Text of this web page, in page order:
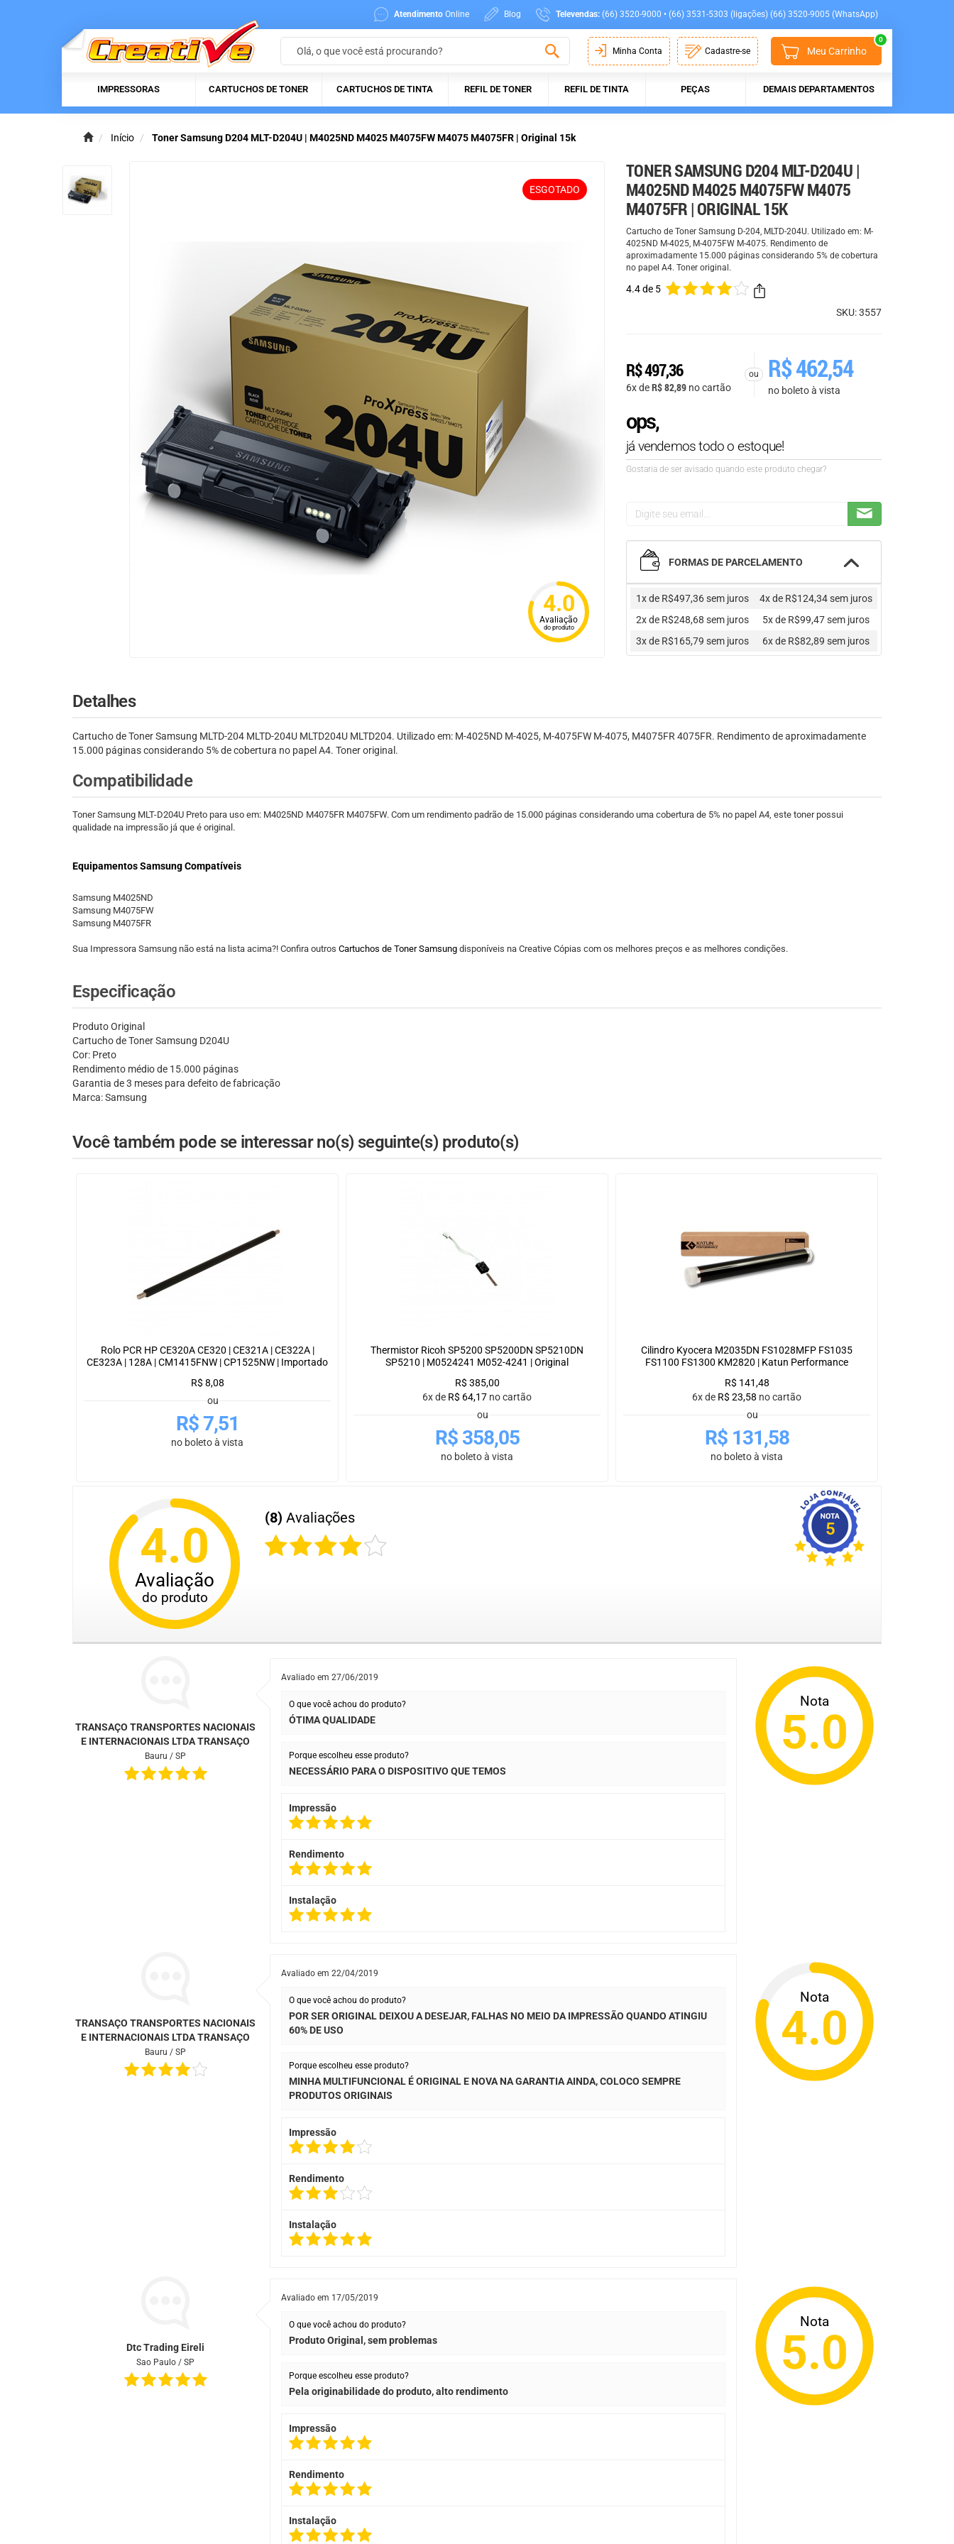
Atendimento Online Blog Televendas: (66) 3520-9000 • (66) 3531-5303 (ligações) (66) 3520-9005 (WhatsApp)
Minha Conta Cadastre-se Meu Carrinho
0
IMPRESSORAS CARTUCHOS DE TONER CARTUCHOS DE TINTA REFIL DE TONER REFIL DE TINTA PEÇAS DEMAIS DEPARTAMENTOS
Início Toner Samsung D204 MLT-D204U | M4025ND M4025 M4075FW M4075 M4075FR | Original 15k
ESGOTADO
4.0
Avaliação
do produto
TONER SAMSUNG D204 MLT-D204U |
M4025ND M4025 M4075FW M4075
M4075FR | ORIGINAL 15K
Cartucho de Toner Samsung D-204, MLTD-204U. Utilizado em: M-
4025ND M-4025, M-4075FW M-4075. Rendimento de
aproximadamente 15.000 páginas considerando 5% de cobertura
no papel A4. Toner original.
4.4 de 5
SKU: 3557
R$497,36
6x deR$82,89 no cartão
ou R$462,54
no boleto à vista
ops,
já vendemos todo o estoque!
Gostaria de ser avisado quando este produto chegar?
FORMAS DE PARCELAMENTO
1x de R$497,36sem juros
2x de R$248,68 sem juros
3x de R$165,79 sem juros
4x de R$124,34sem juros
5x de R$99,47sem juros
6x de R$82,89 sem juros
Detalhes
Cartucho de Toner Samsung MLTD-204 MLTD-204U MLTD204U MLTD204. Utilizado em: M-4025ND M-4025, M-4075FW M-4075, M4075FR 4075FR. Rendimento de aproximadamente
15.000 páginas considerando 5% de cobertura no papel A4. Toner original.
Compatibilidade
Toner Samsung MLT-D204U Preto para uso em: M4025ND M4075FR M4075FW. Com um rendimento padrão de 15.000 páginas considerando uma cobertura de 5% no papel A4, este toner possui
qualidade na impressão já que é original.
Equipamentos Samsung Compatíveis
Samsung M4025ND
Samsung M4075FW
Samsung M4075FR
Sua Impressora Samsung não está na lista acima?! Confira outros Cartuchos de Toner Samsung disponíveis na Creative Cópias com os melhores preços e as melhores condições.
Especificação
Produto Original
Cartucho de Toner Samsung D204U
Cor: Preto
Rendimento médio de 15.000 páginas
Garantia de 3 meses para defeito de fabricação
Marca: Samsung
Você também pode se interessar no(s) seguinte(s) produto(s)
Rolo PCR HP CE320A CE320 | CE321A | CE322A |
CE323A | 128A | CM1415FNW | CP1525NW | Importado
R$ 8,08
ou
R$7,51
no boleto à vista
Thermistor Ricoh SP5200 SP5200DN SP5210DN
SP5210 | M0524241 M052-4241 | Original
R$ 385,00
6x de R$ 64,17 no cartão
ou
R$358,05
no boleto à vista
Cilindro Kyocera M2035DN FS1028MFP FS1035
FS1100 FS1300 KM2820 | Katun Performance
R$ 141,48
6x de R$ 23,58 no cartão
ou
R$131,58
no boleto à vista
4.0
Avaliação
do produto
(8) Avaliações
5
TRANSAÇO TRANSPORTES NACIONAIS
E INTERNACIONAIS LTDA TRANSAÇO
Bauru / SP
Avaliado em 27/06/2019
O que você achou do produto?
ÓTIMA QUALIDADE
Porque escolheu esse produto?
NECESSÁRIO PARA O DISPOSITIVO QUE TEMOS
Impressão
Rendimento
Instalação
Nota
5.0
TRANSAÇO TRANSPORTES NACIONAIS
E INTERNACIONAIS LTDA TRANSAÇO
Bauru / SP
Avaliado em 22/04/2019
O que você achou do produto?
POR SER ORIGINAL DEIXOU A DESEJAR, FALHAS NO MEIO DA IMPRESSÃO QUANDO ATINGIU
60% DE USO
Porque escolheu esse produto?
MINHA MULTIFUNCIONAL É ORIGINAL E NOVA NA GARANTIA AINDA, COLOCO SEMPRE
PRODUTOS ORIGINAIS
Impressão
Rendimento
Instalação
Nota
4.0
Dtc Trading Eireli
Sao Paulo / SP
Avaliado em 17/05/2019
O que você achou do produto?
Produto Original, sem problemas
Porque escolheu esse produto?
Pela originabilidade do produto, alto rendimento
Impressão
Rendimento
Instalação
Nota
5.0